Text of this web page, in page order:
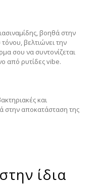
βοηθά στην
βελτιώνει την
σου να συντονίζεται
από ρυτίδες vibe.
και
στην αποκατάσταση της
ίδια